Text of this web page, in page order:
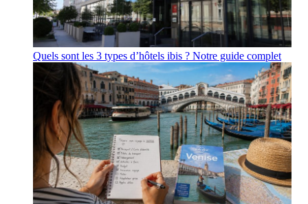
Quels sont les 3 types d’hôtels ibis ? Notre guide complet